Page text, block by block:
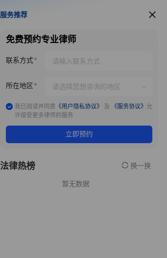
服务推荐
服务推荐
免费预约专业律师
联系方式
所在地区
我已阅读并同意 《用户隐私协议》 及 《服务协议》 允
许接受更多律师的服务
立即预约
法律热榜 换一换
暂无数据